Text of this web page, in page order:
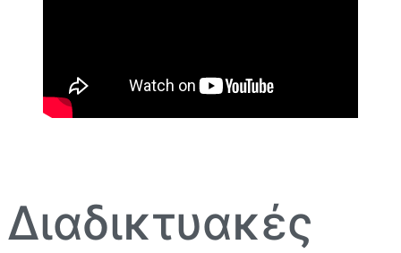
Διαδικτυακές